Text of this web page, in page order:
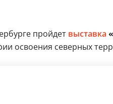
пройдет выставка
освоения северных